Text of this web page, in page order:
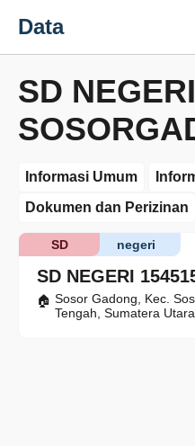
Data
SD
Informasi Umum
Dokumen dan Perizinan
SD NEGERI
negeri
SD
Sosor Gadong, Kec.
Tengah, Sumatera Utara